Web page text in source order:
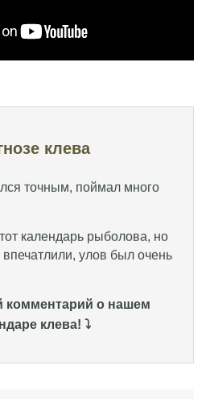
клева
лотерея
клева! Сегодня поймал
точным, поймал много
календарь рыболова, но
карпа и налима
пользуюсь этим прогнозом,
прогнозу клева удалось
работает
комментарий о нашем
клева! ⤵️